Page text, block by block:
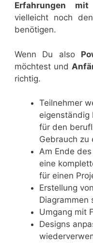
Erfahrungen mit
vielleicht noch
benötigen.
Wenn Du also
möchtest und
richtig.
Teilnehmer
eigenständig
für den
Gebrauch zu
Am Ende
eine
für einen
Erstellung
Diagrammen
Umgang mit
Designs